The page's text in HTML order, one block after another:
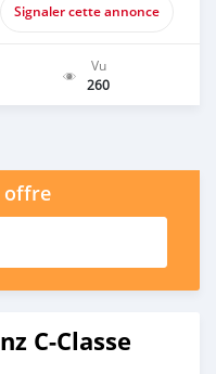
Signaler cette annonce
Vu
260
offre
C-Classe